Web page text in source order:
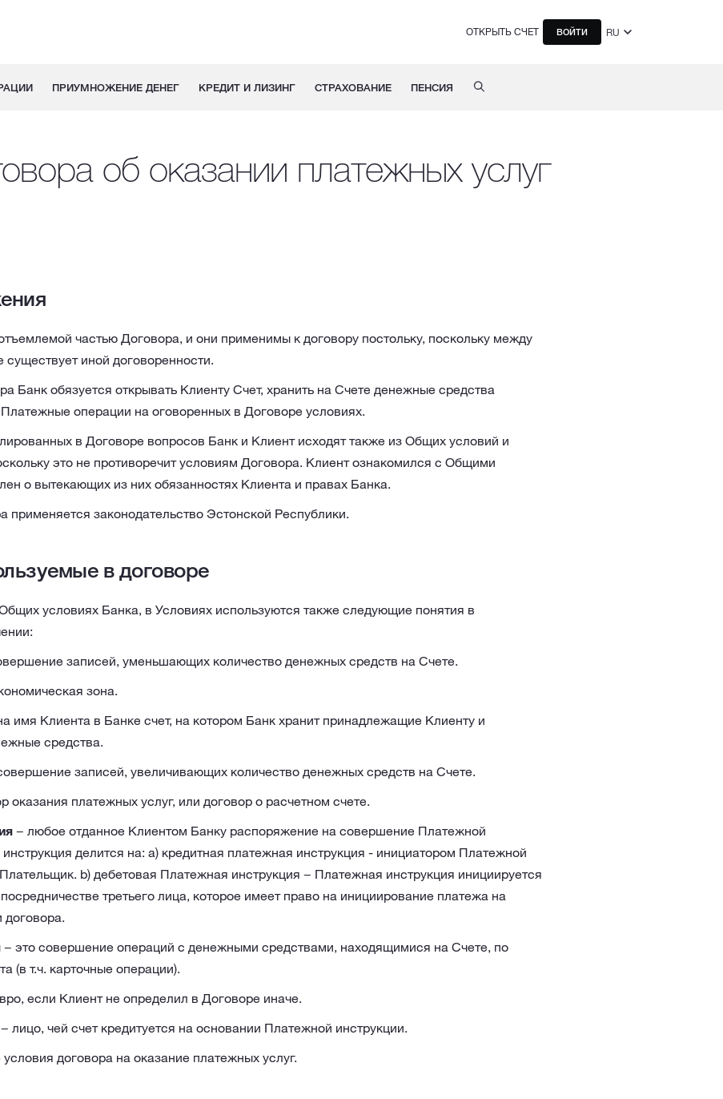
ОТКРЫТЬ СЧЕТ ВОЙТИ RU
ПРИУМНОЖЕНИЕ ДЕНЕГ КРЕДИТ И ЛИЗИНГ СТРАХОВАНИЕ ПЕНСИЯ
об оказании платежных услуг
частью Договора, и они применимы к договору постольку, поскольку между
иной договоренности.
Банк обязуется открывать Клиенту Счет, хранить на Счете денежные средства
операции на оговоренных в Договоре условиях.
в Договоре вопросов Банк и Клиент исходят также из Общих условий и
это не противоречит условиям Договора. Клиент ознакомился с Общими
о вытекающих из них обязанностях Клиента и правах Банка.
применяется законодательство Эстонской Республики.
в договоре
условиях Банка, в Условиях используются также следующие понятия в
записей, уменьшающих количество денежных средств на Счете.
зона.
имя Клиента в Банке счет, на котором Банк хранит принадлежащие Клиенту и
средства.
записей, увеличивающих количество денежных средств на Счете.
оказания платежных услуг, или договор о расчетном счете.
− любое отданное Клиентом Банку распоряжение на совершение Платежной
делится на: а) кредитная платежная инструкция - инициатором Платежной
b) дебетовая Платежная инструкция − Платежная инструкция инициируется
третьего лица, которое имеет право на инициирование платежа на
договора.
− это совершение операций с денежными средствами, находящимися на Счете, по
(в т.ч. карточные операции).
если Клиент не определил в Договоре иначе.
лицо, чей счет кредитуется на основании Платежной инструкции.
договора на оказание платежных услуг.